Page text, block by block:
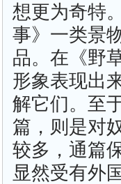
想更为奇特
事》一类景
品。在《野
形象表现出
解它们。至
篇，则是对
较多，通篇
显然受有外